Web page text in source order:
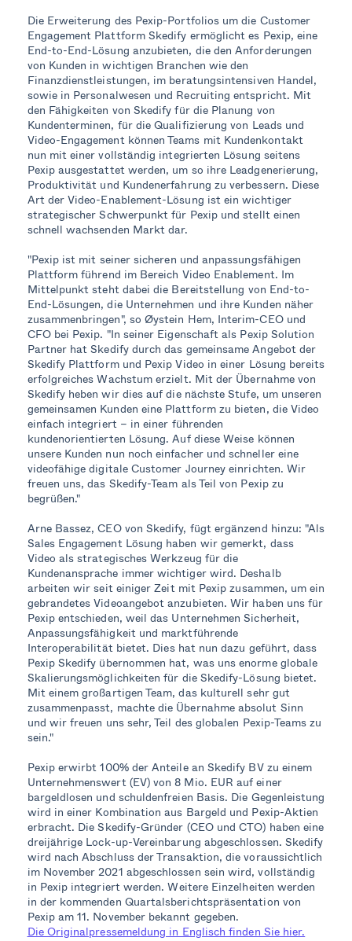
Die Erweiterung des Pexip-Portfolios um die Customer
Engagement Plattform Skedify ermöglicht es Pexip, eine
End-to-End-Lösung anzubieten, die den Anforderungen
von Kunden in wichtigen Branchen wie den
Finanzdienstleistungen, im beratungsintensiven Handel,
sowie in Personalwesen und Recruiting entspricht. Mit
den Fähigkeiten von Skedify für die Planung von
Kundenterminen, für die Qualifizierung von Leads und
Video-Engagement können Teams mit Kundenkontakt
nun mit einer vollständig integrierten Lösung seitens
Pexip ausgestattet werden, um so ihre Leadgenerierung,
Produktivität und Kundenerfahrung zu verbessern. Diese
Art der Video-Enablement-Lösung ist ein wichtiger
strategischer Schwerpunkt für Pexip und stellt einen
schnell wachsenden Markt dar.
"Pexip ist mit seiner sicheren und anpassungsfähigen
Plattform führend im Bereich Video Enablement. Im
Mittelpunkt steht dabei die Bereitstellung von End-to-
End-Lösungen, die Unternehmen und ihre Kunden näher
zusammenbringen", so Øystein Hem, Interim-CEO und
CFO bei Pexip. "In seiner Eigenschaft als Pexip Solution
Partner hat Skedify durch das gemeinsame Angebot der
Skedify Plattform und Pexip Video in einer Lösung bereits
erfolgreiches Wachstum erzielt. Mit der Übernahme von
Skedify heben wir dies auf die nächste Stufe, um unseren
gemeinsamen Kunden eine Plattform zu bieten, die Video
einfach integriert – in einer führenden
kundenorientierten Lösung. Auf diese Weise können
unsere Kunden nun noch einfacher und schneller eine
videofähige digitale Customer Journey einrichten. Wir
freuen uns, das Skedify-Team als Teil von Pexip zu
begrüßen."
Arne Bassez, CEO von Skedify, fügt ergänzend hinzu: "Als
Sales Engagement Lösung haben wir gemerkt, dass
Video als strategisches Werkzeug für die
Kundenansprache immer wichtiger wird. Deshalb
arbeiten wir seit einiger Zeit mit Pexip zusammen, um ein
gebrandetes Videoangebot anzubieten. Wir haben uns für
Pexip entschieden, weil das Unternehmen Sicherheit,
Anpassungsfähigkeit und marktführende
Interoperabilität bietet. Dies hat nun dazu geführt, dass
Pexip Skedify übernommen hat, was uns enorme globale
Skalierungsmöglichkeiten für die Skedify-Lösung bietet.
Mit einem großartigen Team, das kulturell sehr gut
zusammenpasst, machte die Übernahme absolut Sinn
und wir freuen uns sehr, Teil des globalen Pexip-Teams zu
sein."
Pexip erwirbt 100% der Anteile an Skedify BV zu einem
Unternehmenswert (EV) von 8 Mio. EUR auf einer
bargeldlosen und schuldenfreien Basis. Die Gegenleistung
wird in einer Kombination aus Bargeld und Pexip-Aktien
erbracht. Die Skedify-Gründer (CEO und CTO) haben eine
dreijährige Lock-up-Vereinbarung abgeschlossen. Skedify
wird nach Abschluss der Transaktion, die voraussichtlich
im November 2021 abgeschlossen sein wird, vollständig
in Pexip integriert werden. Weitere Einzelheiten werden
in der kommenden Quartalsberichtspräsentation von
Pexip am 11. November bekannt gegeben.
Die Originalpressemeldung in Englisch finden Sie hier.